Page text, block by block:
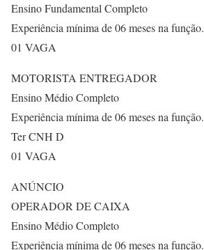
Ensino Fundamental Completo
Experiência mínima de 06 meses na função.
01 VAGA
MOTORISTA ENTREGADOR
Ensino Médio Completo
Experiência mínima de 06 meses na função.
Ter CNH D
01 VAGA
ANÚNCIO
OPERADOR DE CAIXA
Ensino Médio Completo
Experiência mínima de 06 meses na função.